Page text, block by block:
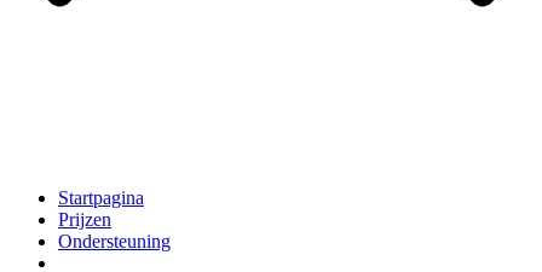
Startpagina
Prijzen
Ondersteuning